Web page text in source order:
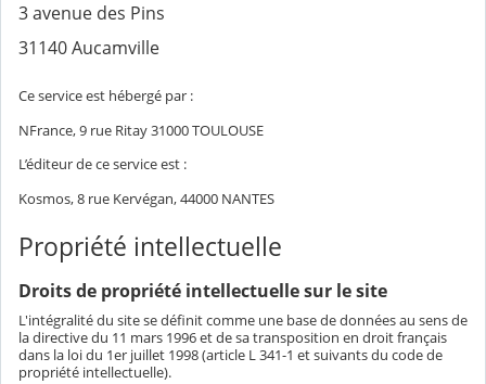
3 avenue des Pins
31140 Aucamville
Ce service est hébergé par :
NFrance, 9 rue Ritay 31000 TOULOUSE
L’éditeur de ce service est :
Kosmos, 8 rue Kervégan, 44000 NANTES
Propriété intellectuelle
Droits de propriété intellectuelle sur le site
L'intégralité du site se définit comme une base de données au sens de
la directive du 11 mars 1996 et de sa transposition en droit français
dans la loi du 1er juillet 1998 (article L 341-1 et suivants du code de
propriété intellectuelle).